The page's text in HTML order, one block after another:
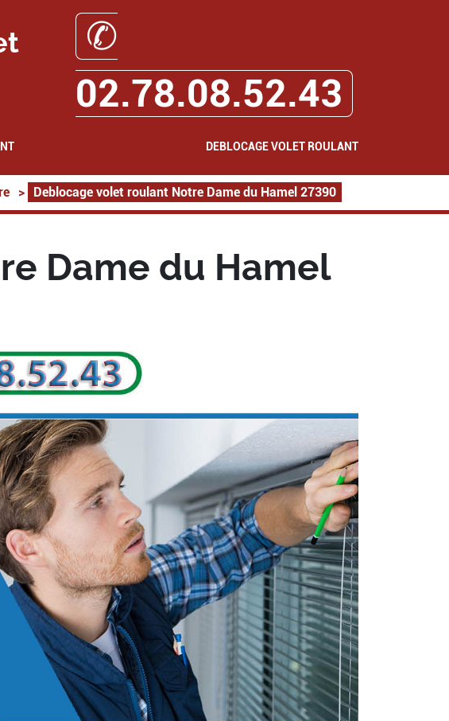
✆
02.78.08.52.43
DEBLOCAGE VOLET ROULANT
> Deblocage volet roulant Notre Dame du Hamel 27390
Dame du Hamel